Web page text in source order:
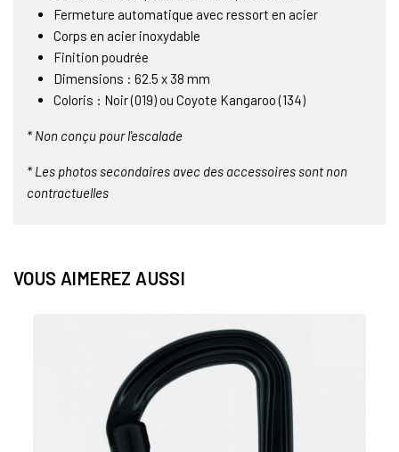
Fermeture automatique avec ressort en acier
Corps en acier inoxydable
Finition poudrée
Dimensions : 62.5 x 38 mm
Coloris : Noir (019) ou Coyote Kangaroo (134)
* Non conçu pour l'escalade
* Les photos secondaires avec des accessoires sont non
contractuelles
VOUS AIMEREZ AUSSI